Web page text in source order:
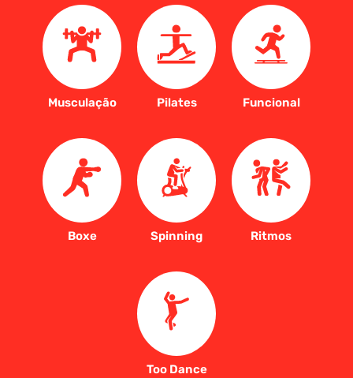
Musculação Pilates Funcional
Boxe Spinning Ritmos
Too Dance